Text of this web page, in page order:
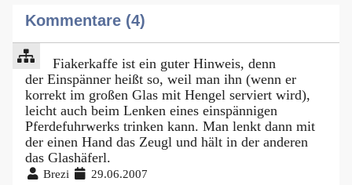
Kommentare (4)
Fiakerkaffe ist ein guter Hinweis, denn
der Einspänner heißt so, weil man ihn (wenn er
korrekt im großen Glas mit Hengel serviert wird),
leicht auch beim Lenken eines einspännigen
Pferdefuhrwerks trinken kann. Man lenkt dann mit
der einen Hand das Zeugl und hält in der anderen
das Glashäferl.
Brezi 29.06.2007